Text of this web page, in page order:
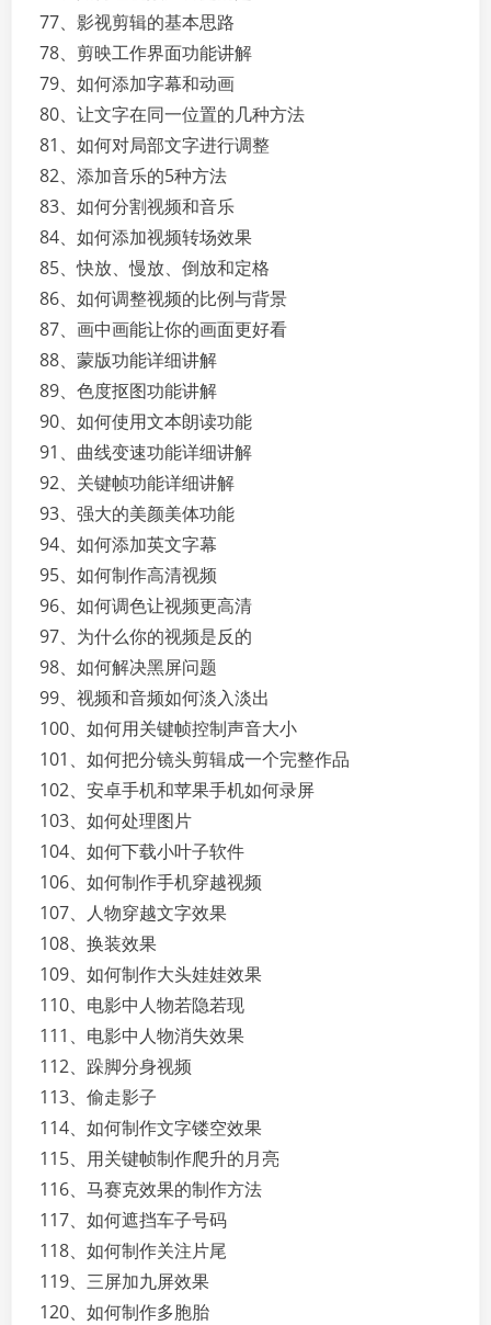
77、影视剪辑的基本思路
78、剪映工作界面功能讲解
79、如何添加字幕和动画
80、让文字在同一位置的几种方法
81、如何对局部文字进行调整
82、添加音乐的5种方法
83、如何分割视频和音乐
84、如何添加视频转场效果
85、快放、慢放、倒放和定格
86、如何调整视频的比例与背景
87、画中画能让你的画面更好看
88、蒙版功能详细讲解
89、色度抠图功能讲解
90、如何使用文本朗读功能
91、曲线变速功能详细讲解
92、关键帧功能详细讲解
93、强大的美颜美体功能
94、如何添加英文字幕
95、如何制作高清视频
96、如何调色让视频更高清
97、为什么你的视频是反的
98、如何解决黑屏问题
99、视频和音频如何淡入淡出
100、如何用关键帧控制声音大小
101、如何把分镜头剪辑成一个完整作品
102、安卓手机和苹果手机如何录屏
103、如何处理图片
104、如何下载小叶子软件
106、如何制作手机穿越视频
107、人物穿越文字效果
108、换装效果
109、如何制作大头娃娃效果
110、电影中人物若隐若现
111、电影中人物消失效果
112、跺脚分身视频
113、偷走影子
114、如何制作文字镂空效果
115、用关键帧制作爬升的月亮
116、马赛克效果的制作方法
117、如何遮挡车子号码
118、如何制作关注片尾
119、三屏加九屏效果
120、如何制作多胞胎